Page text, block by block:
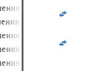
в области
посягающие на
в области
против порядка
посягающие на